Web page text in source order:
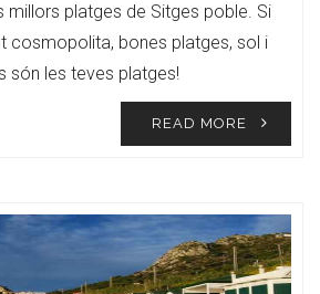
millors platges de Sitges poble. Si
cosmopolita, bones platges, sol i
són les teves platges!
READ MORE